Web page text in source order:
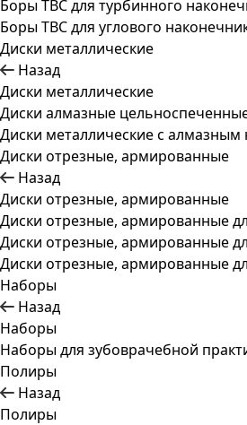
Боры ТВС для турбинного
Боры ТВС для углового
Диски металлические
Назад
Диски металлические
Диски алмазные
Диски металлические с
Диски отрезные, армированные
Назад
Диски отрезные, армированные
Диски отрезные, армированные
Диски отрезные, армированные
Диски отрезные, армированные
Наборы
Назад
Наборы
Наборы для зубоврачебной
Полиры
Назад
Полиры